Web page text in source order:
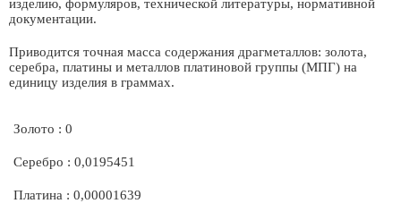
изделию, формуляров, технической литературы, нормативной
документации.
Приводится точная масса содержания драгметаллов: золота,
серебра, платины и металлов платиновой группы (МПГ) на
единицу изделия в граммах.
Золото : 0
Серебро : 0,0195451
Платина : 0,00001639